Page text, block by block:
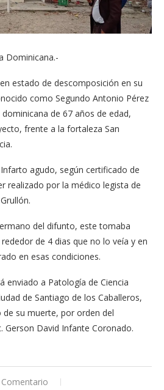
Dominicana.-
estado de descomposición en su
como Segundo Antonio Pérez
de 67 años de edad,
frente a la fortaleza San
agudo, según certificado de
realizado por la médico legista de
del difunto, este tomaba
de 4 dias que no lo veía y en
en esas condiciones.
enviado a Patología de Ciencia
de Santiago de los Caballeros,
su muerte, por orden del
Gerson David Infante Coronado.